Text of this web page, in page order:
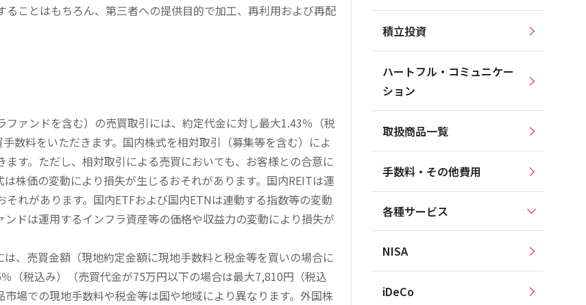
ことはもちろん、第三者への提供目的で加工、再利用および再配
ァンドを含む）の売買取引には、約定代金に対し最大1.43％（税
数料をいただきます。国内株式を相対取引（募集等を含む）によ
す。ただし、相対取引による売買においても、お客様との合意に
株価の変動により損失が生じるおそれがあります。国内REITは運
れがあります。国内ETFおよび国内ETNは連動する指数等の変動
ドは運用するインフラ資産等の価格や収益力の変動により損失が
、売買金額（現地約定金額に現地手数料と税金等を買いの場合に
（税込み）（売買代金が75万円以下の場合は最大7,810円（税込
場での現地手数料や税金等は国や地域により異なります。外国株
積立投資
ハートフル・コミュニケー
ション
取扱商品一覧
手数料・その他費用
各種サービス
NISA
iDeCo